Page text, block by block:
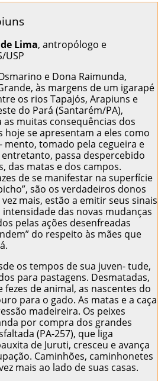
Lima, antropólogo e
USP
e Dona Raimunda,
às margens de um igarapé
os rios Tapajós, Arapiuns e
do Pará (Santarém/PA),
muitas consequências dos
hoje se apresentam a eles como
tomado pela cegueira e
passa despercebido
das matas e dos campos.
de se manifestar na superfície
são os verdadeiros donos
mais, estão a emitir seus sinais
das novas mudanças
pelas ações desenfreadas
do respeito às mães que
os tempos de sua juven- tude,
para pastagens. Desmatadas,
de animal, as nascentes do
para o gado. As matas e a caça
madeireira. Os peixes
por compra dos grandes
(PA-257), que liga
de Juruti, cresceu e avança
Caminhões, caminhonetes
mais ao lado de suas casas.